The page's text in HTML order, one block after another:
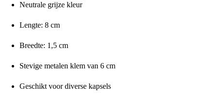
Neutrale grijze kleur
Lengte: 8 cm
Breedte: 1,5 cm
Stevige metalen klem van 6 cm
Geschikt voor diverse kapsels